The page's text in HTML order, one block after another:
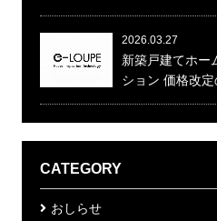
2026.03.27
新築戸建てホー
ション 価格改
CATEGORY
おしらせ